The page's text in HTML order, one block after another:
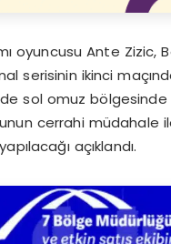
oyuncusu Ante
serisinin ikinci
sol omuz
cerrahi müdahale
açıklandı.